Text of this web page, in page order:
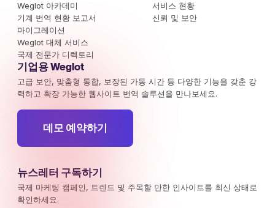
Weglot 아카데미
기계 번역 현황 보고서
마이그레이션
Weglot 대체 서비스
국제 전문가 디렉토리
서비스 현황
신뢰 및 보안
기업용 Weglot
고급 보안, 맞춤형 통합, 보장된 가동 시간 등 다양한 기능을 갖춘 강
력하고 확장 가능한 웹사이트 번역 솔루션을 만나보세요.
데모 예약하기
뉴스레터 구독하기
국제 마케팅 캠페인, 트렌드 및 주목할 만한 인사이트를 최신 상태로
확인하세요.